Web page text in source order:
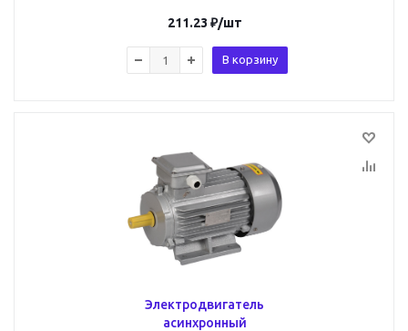
211.23 ₽/шт
В корзину
Электродвигатель
асинхронный